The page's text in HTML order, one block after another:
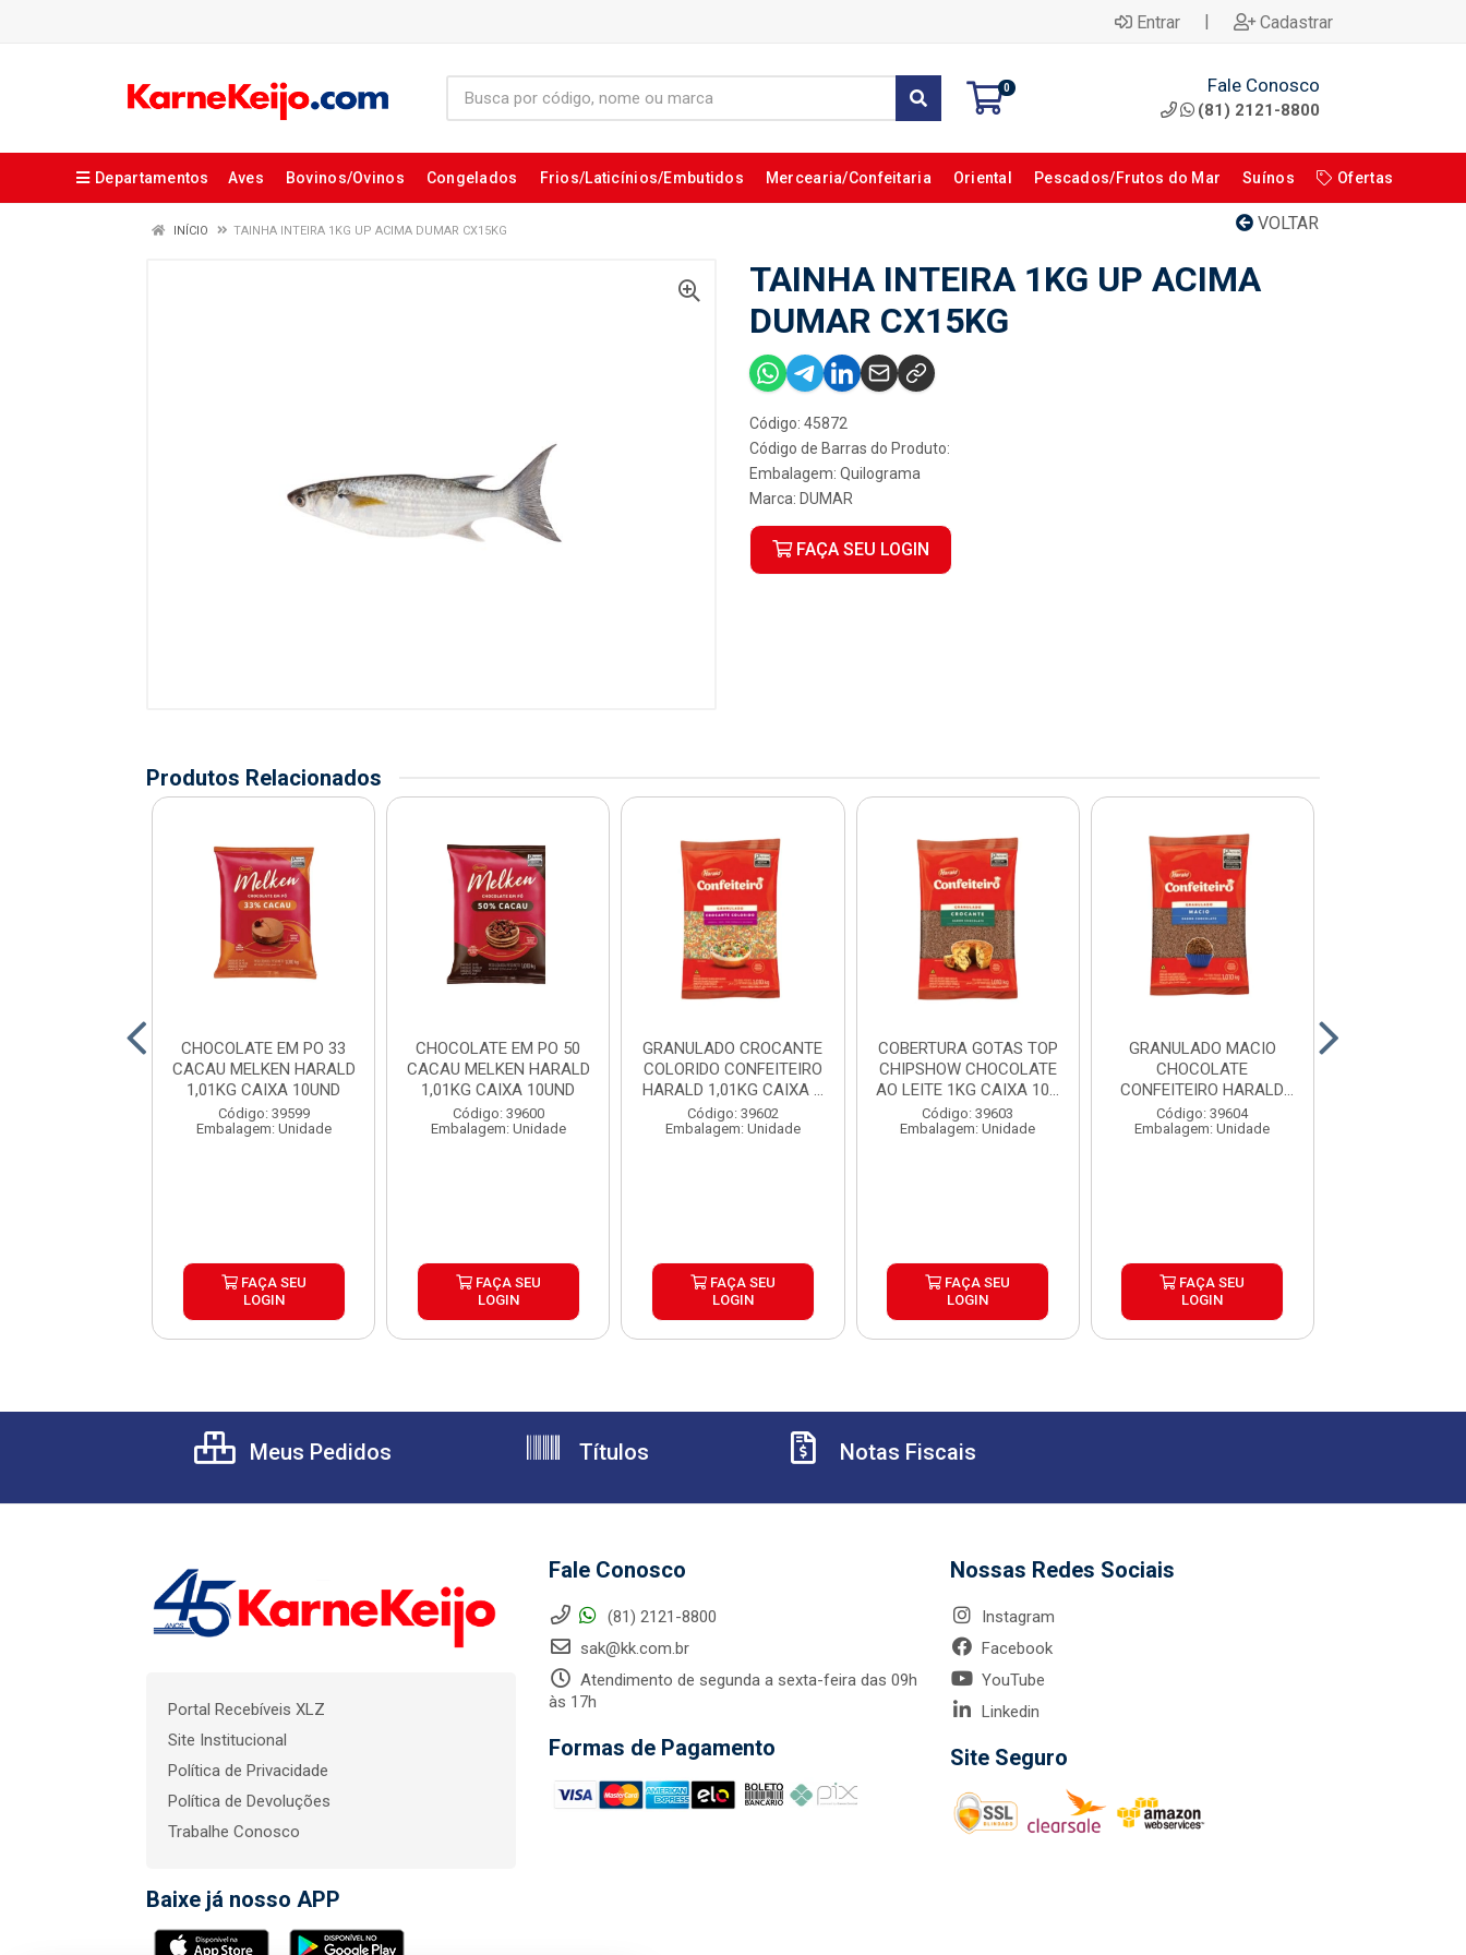
Entrar | Cadastrar
0 Fale Conosco
(81) 2121-8800
Departamentos Aves Bovinos/Ovinos Congelados Frios/Laticínios/Embutidos Mercearia/Confeitaria Oriental Pescados/Frutos do Mar Suínos Ofertas
VOLTAR
INÍCIO TAINHA INTEIRA 1KG UP ACIMA DUMAR CX15KG
TAINHA INTEIRA 1KG UP ACIMA
DUMAR CX15KG
Código: 45872
Código de Barras do Produto:
Embalagem: Quilograma
Marca: DUMAR
FAÇA SEU LOGIN
Produtos Relacionados
CHOCOLATE EM PO 33
CACAU MELKEN HARALD
1,01KG CAIXA 10UND
Código: 39599
Embalagem: Unidade
FAÇA SEU
LOGIN
CHOCOLATE EM PO 50
CACAU MELKEN HARALD
1,01KG CAIXA 10UND
Código: 39600
Embalagem: Unidade
FAÇA SEU
LOGIN
GRANULADO CROCANTE
COLORIDO CONFEITEIRO
HARALD 1,01KG CAIXA ...
Código: 39602
Embalagem: Unidade
FAÇA SEU
LOGIN
COBERTURA GOTAS TOP
CHIPSHOW CHOCOLATE
AO LEITE 1KG CAIXA 10...
Código: 39603
Embalagem: Unidade
FAÇA SEU
LOGIN
GRANULADO MACIO
CHOCOLATE
CONFEITEIRO HARALD
1,01KG CAIXA 10...
Código: 39604
Embalagem: Unidade
FAÇA SEU
LOGIN
Meus Pedidos Títulos Notas Fiscais
Portal Recebíveis XLZ
Site Institucional
Política de Privacidade
Política de Devoluções
Trabalhe Conosco
Baixe já nosso APP
Fale Conosco
(81) 2121-8800
sak@kk.com.br
Atendimento de segunda a sexta-feira das 09h
às 17h
Formas de Pagamento
Nossas Redes Sociais
Instagram
Facebook
YouTube
Linkedin
Site Seguro